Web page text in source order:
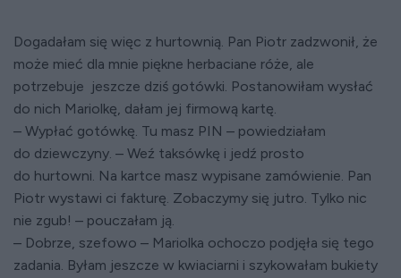
Dogadałam się więc z hurtownią. Pan Piotr zadzwonił, że
może mieć dla mnie piękne herbaciane róże, ale
potrzebuje jeszcze dziś gotówki. Postanowiłam wysłać
do nich Mariolkę, dałam jej firmową kartę.
– Wypłać gotówkę. Tu masz PIN – powiedziałam
do dziewczyny. – Weź taksówkę i jedź prosto
do hurtowni. Na kartce masz wypisane zamówienie. Pan
Piotr wystawi ci fakturę. Zobaczymy się jutro. Tylko nic
nie zgub! – pouczałam ją.
– Dobrze, szefowo – Mariolka ochoczo podjęła się tego
zadania. Byłam jeszcze w kwiaciarni i szykowałam bukiety